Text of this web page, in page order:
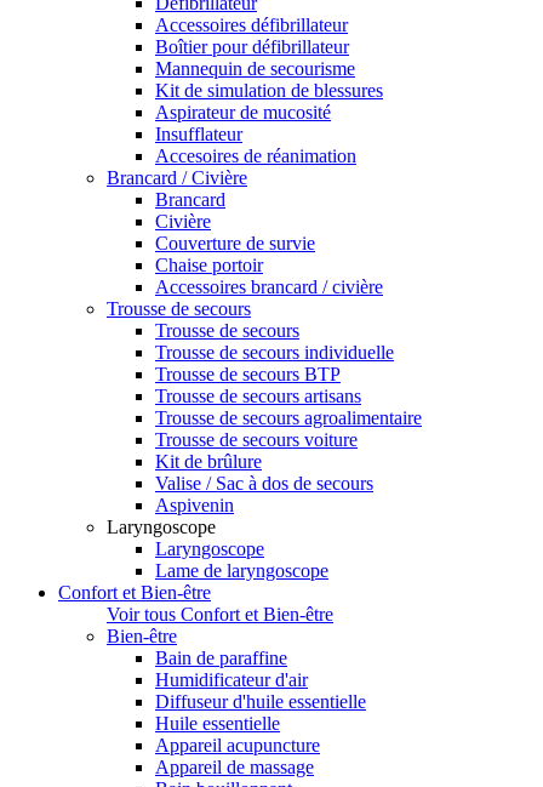
Accessoires défibrillateur
Boîtier pour défibrillateur
Mannequin de secourisme
Kit de simulation de blessures
Aspirateur de mucosité
Insufflateur
Accesoires de réanimation
Brancard / Civière
Brancard
Civière
Couverture de survie
Chaise portoir
Accessoires brancard / civière
Trousse de secours
Trousse de secours
Trousse de secours individuelle
Trousse de secours BTP
Trousse de secours artisans
Trousse de secours agroalimentaire
Trousse de secours voiture
Kit de brûlure
Valise / Sac à dos de secours
Aspivenin
Laryngoscope
Laryngoscope
Lame de laryngoscope
Confort et Bien-être
Voir tous Confort et Bien-être
Bien-être
Bain de paraffine
Humidificateur d'air
Diffuseur d'huile essentielle
Huile essentielle
Appareil acupuncture
Appareil de massage